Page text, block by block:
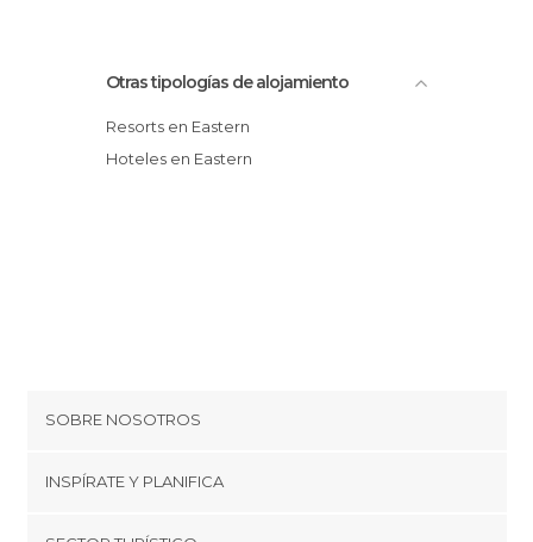
Otras tipologías de alojamiento
Resorts en Eastern
Hoteles en Eastern
SOBRE NOSOTROS
Cookies
INSPÍRATE Y PLANIFICA